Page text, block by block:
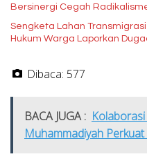
Bersinergi Cegah
Sengketa Lahan
Hukum Warga Laporkan
Dibaca: 577
BACA JUGA :
Muhammadiyah